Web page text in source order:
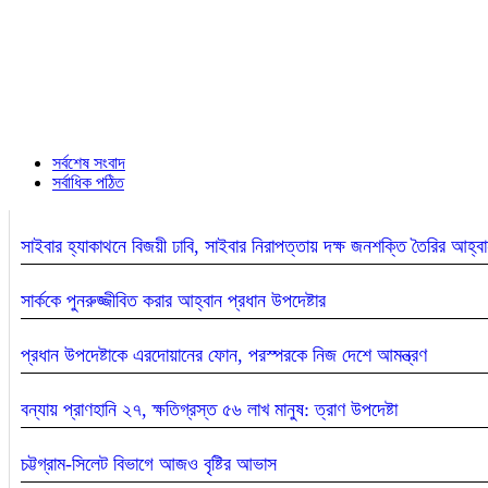
সর্বশেষ সংবাদ
সর্বাধিক পঠিত
সাইবার হ্যাকাথনে বিজয়ী ঢাবি, সাইবার নিরাপত্তায় দক্ষ জনশক্তি তৈরির
সার্ককে পুনরুজ্জীবিত করার আহ্বান প্রধান উপদেষ্টার
প্রধান উপদেষ্টাকে এরদোয়ানের ফোন, পরস্পরকে নিজ দেশে আমন্ত্রণ
বন্যায় প্রাণহানি ২৭, ক্ষতিগ্রস্ত ৫৬ লাখ মানুষ: ত্রাণ উপদেষ্টা
চট্টগ্রাম-সিলেট বিভাগে আজও বৃষ্টির আভাস